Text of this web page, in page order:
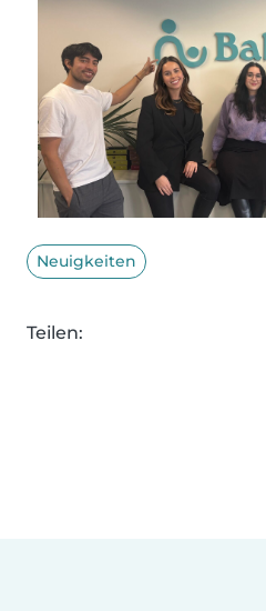
Neuigkeiten
Teilen: